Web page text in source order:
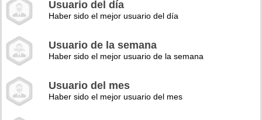
Usuario del día
Haber sido el mejor usuario del día
Usuario de la semana
Haber sido el mejor usuario de la semana
Usuario del mes
Haber sido el mejor usuario del mes